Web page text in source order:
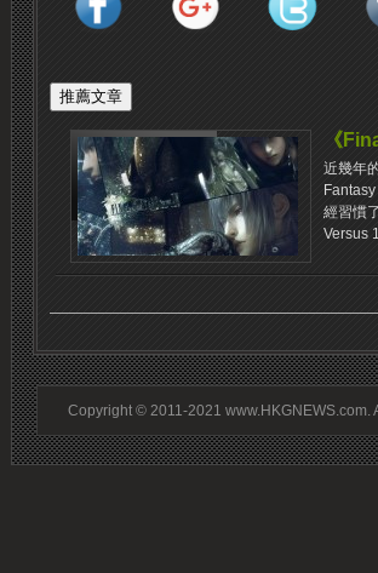
《
近幾年
經習慣
Versus
Copyright © 2011-2021